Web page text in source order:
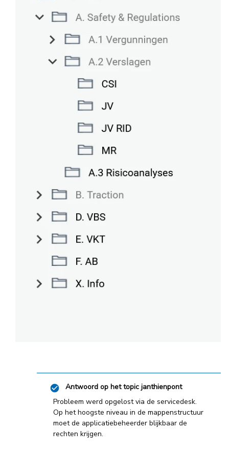
Antwoord op het topic janthienpont
Probleem werd opgelost via de servicedesk.
Op het hoogste niveau in de mappenstructuur
moet de applicatiebeheerder blijkbaar de
rechten krijgen.